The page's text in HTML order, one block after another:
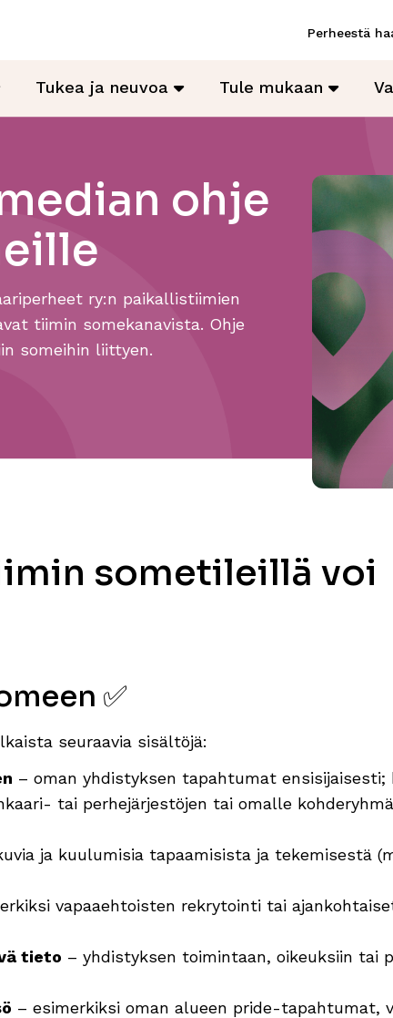
Perheestä
Tukea ja neuvoa Tule mukaan
ohje
ry:n paikallistiimien
tiimin somekanavista. Ohje
someihin liittyen.
sometileillä voi
✅
seuraavia sisältöjä:
– oman yhdistyksen tapahtumat ensisijaisesti;
tai perhejärjestöjen tai omalle
ja kuulumisia tapaamisista ja tekemisestä
vapaaehtoisten rekrytointi tai
tieto – yhdistyksen toimintaan, oikeuksiin tai
– esimerkiksi oman alueen pride-tapahtumat,